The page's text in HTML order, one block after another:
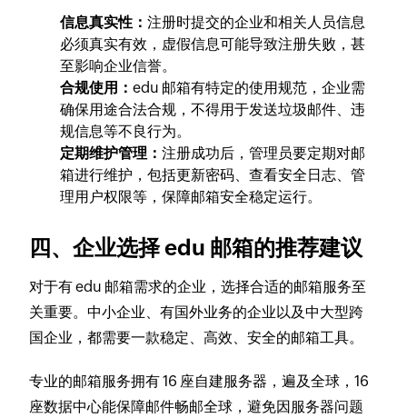
信息真实性：注册时提交的企业和相关人员信息
必须真实有效，虚假信息可能导致注册失败，甚
至影响企业信誉。
合规使用：edu 邮箱有特定的使用规范，企业需
确保用途合法合规，不得用于发送垃圾邮件、违
规信息等不良行为。
定期维护管理：注册成功后，管理员要定期对邮
箱进行维护，包括更新密码、查看安全日志、管
理用户权限等，保障邮箱安全稳定运行。
四、企业选择 edu 邮箱的推荐建议
对于有 edu 邮箱需求的企业，选择合适的邮箱服务至
关重要。中小企业、有国外业务的企业以及中大型跨
国企业，都需要一款稳定、高效、安全的邮箱工具。
专业的邮箱服务拥有 16 座自建服务器，遍及全球，16
座数据中心能保障邮件畅邮全球，避免因服务器问题